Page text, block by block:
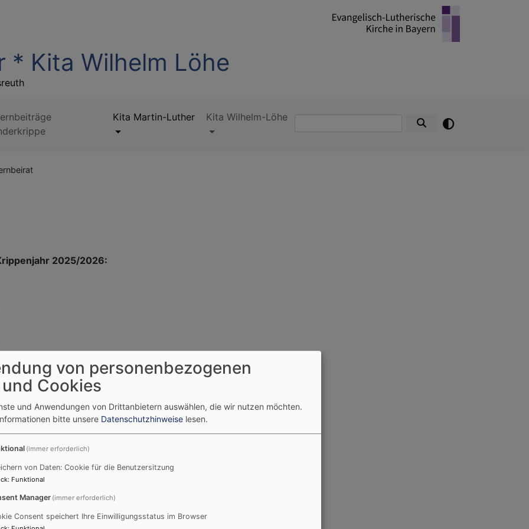
* Kita Wilhelm Löhe
Kita Martin-Luther Kita Wilhelm-LöheSuche
2025/2026:
Hofmann Josefine, Reimann Marina, Müller Christoph,
Arndt Constancia, Konhäuser Sven
von personenbezogenen
Cookies
und Anwendungen von Drittanbietern auswählen, die wir nutzen möchten.
bitte unsere Datenschutzhinweise lesen.
(immer erforderlich)
von Daten: Cookie für die Benutzersitzung
: Funktional
Manager (immer erforderlich)
Consent speichert Ihre Einwilligungsstatus im Browser